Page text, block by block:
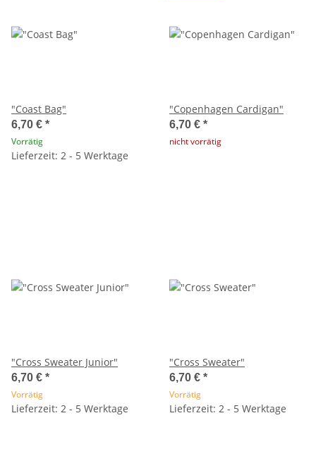
"Coast Bag"
6,70 € *
Vorrätig
Lieferzeit: 2 - 5 Werktage
"Copenhagen Cardigan"
6,70 € *
nicht vorrätig
"Cross Sweater Junior"
6,70 € *
Vorrätig
Lieferzeit: 2 - 5 Werktage
"Cross Sweater"
6,70 € *
Vorrätig
Lieferzeit: 2 - 5 Werktage